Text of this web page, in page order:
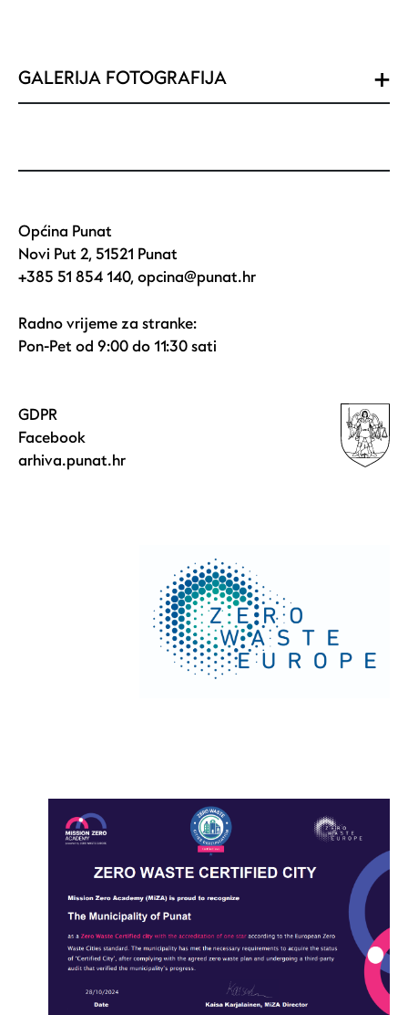
GALERIJA FOTOGRAFIJA
Općina Punat
Novi Put 2, 51521 Punat
+385 51 854 140,opcina@punat.hr
Radno vrijeme za stranke:
Pon-Pet od 9:00 do 11:30 sati
GDPR
Facebook
arhiva.punat.hr